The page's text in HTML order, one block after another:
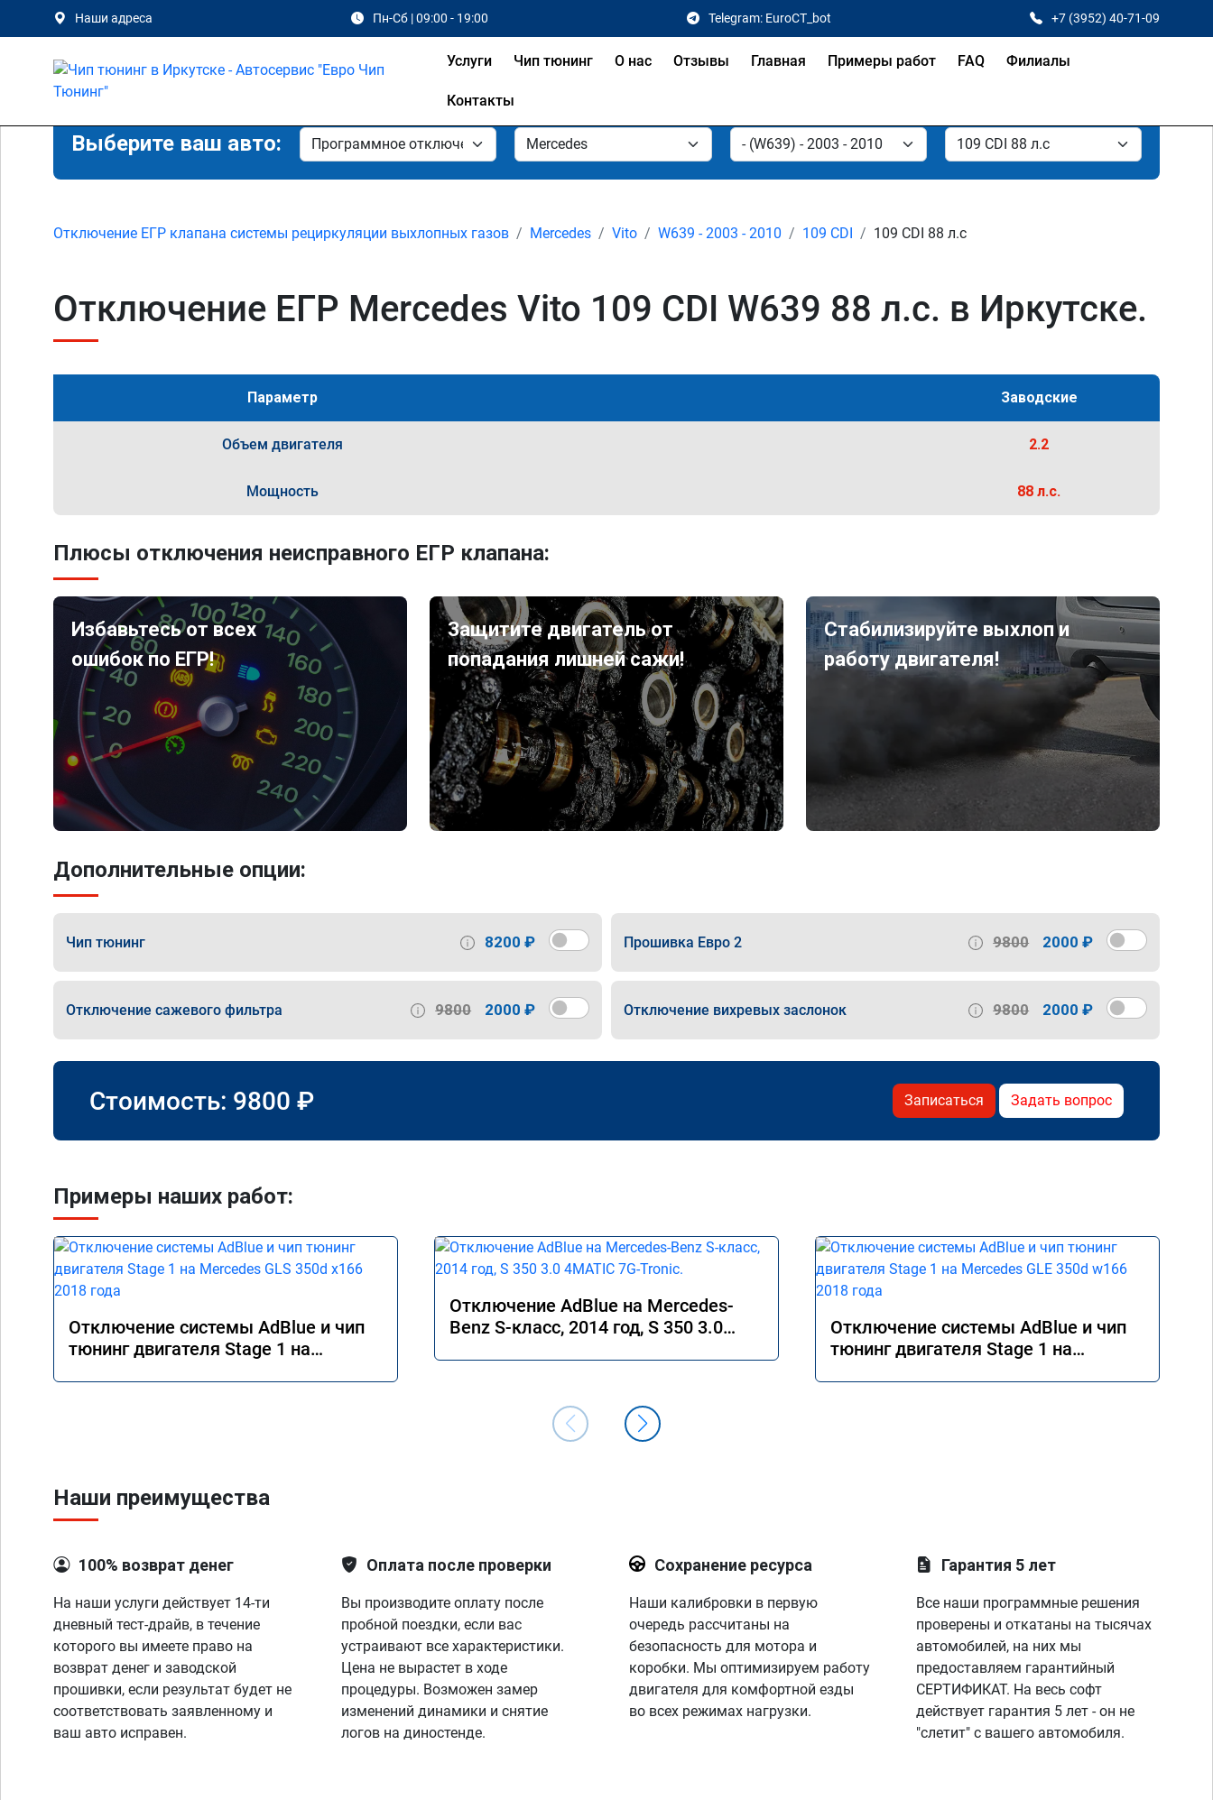
Наши адреса Пн-Сб | 09:00 - 19:00 Telegram: EuroCT_bot +7 (3952) 40-71-09
Услуги Чип тюнинг О нас Отзывы Главная Примеры работ FAQ Филиалы
Контакты
Выберите ваш авто:
Отключение ЕГР клапана системы рециркуляции выхлопных газов Mercedes Vito W639 - 2003 - 2010 109 CDI 109 CDI 88 л.с
Отключение ЕГР Mercedes Vito 109 CDI W639 88 л.с. в Иркутске.
Параметр Заводские
Объем двигателя 2.2
Мощность 88 л.с.
Плюсы отключения неисправного ЕГР клапана:
Избавьтесь от всех
ошибок по ЕГР!
Защитите двигатель от
попадания лишней сажи!
Стабилизируйте выхлоп и
работу двигателя!
Дополнительные опции:
Чип тюнинг 8200 ₽ Прошивка Евро 2 9800 2000 ₽
Отключение сажевого фильтра 9800 2000 ₽ Отключение вихревых заслонок 9800 2000 ₽
Стоимость: 9800 ₽ Записаться Задать вопрос
Примеры наших работ:
Отключение системы AdBlue и чип
тюнинг двигателя Stage 1 на
Отключение AdBlue на Mercedes-
Benz S-класс, 2014 год, S 350 3.0
Отключение системы AdBlue и чип
тюнинг двигателя Stage 1 на
Наши преимущества
100% возврат денег
На наши услуги действует 14-ти
дневный тест-драйв, в течение
которого вы имеете право на
возврат денег и заводской
прошивки, если результат будет не
соответствовать заявленному и
ваш авто исправен.
Оплата после проверки
Вы производите оплату после
пробной поездки, если вас
устраивают все характеристики.
Цена не вырастет в ходе
процедуры. Возможен замер
изменений динамики и снятие
логов на диностенде.
Сохранение ресурса
Наши калибровки в первую
очередь рассчитаны на
безопасность для мотора и
коробки. Мы оптимизируем работу
двигателя для комфортной езды
во всех режимах нагрузки.
Гарантия 5 лет
Все наши программные решения
проверены и откатаны на тысячах
автомобилей, на них мы
предоставляем гарантийный
СЕРТИФИКАТ. На весь софт
действует гарантия 5 лет - он не
"слетит" с вашего автомобиля.